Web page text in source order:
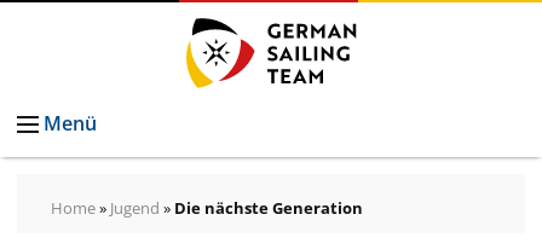
Menü
Home» Jugend » Die nächste Generation